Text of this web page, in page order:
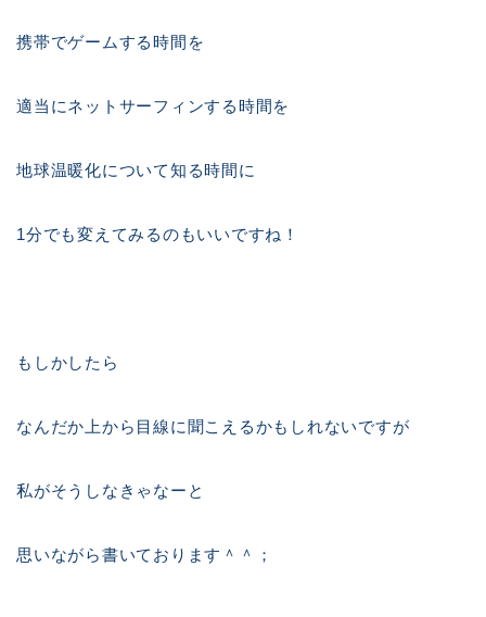
携帯でゲームする時間を
適当にネットサーフィンする時間を
地球温暖化について知る時間に
1分でも変えてみるのもいいですね！
もしかしたら
なんだか上から目線に聞こえるかもしれないですが
私がそうしなきゃなーと
思いながら書いております＾＾；